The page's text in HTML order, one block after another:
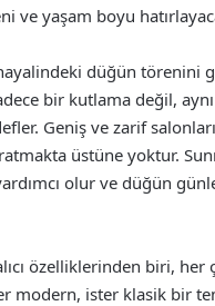
ve yaşam boyu
düğün törenini
bir kutlama değil,
Geniş ve zarif
üstüne yoktur.
olur ve düğün
özelliklerinden biri,
modern, ister klasik bir